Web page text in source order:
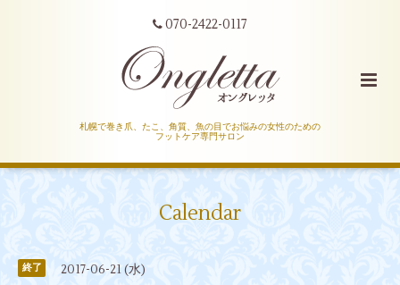
070-2422-0117
札幌で巻き爪、たこ、角質、魚の目でお悩みの女性のための
フットケア専門サロン
Calendar
終了 2017-06-21 (水)